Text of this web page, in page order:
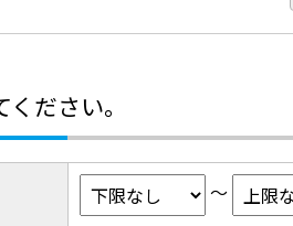
ださい。
～